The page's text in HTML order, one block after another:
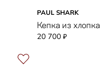
PAUL SHARK
Кепка из хлопка
20 700 ₽